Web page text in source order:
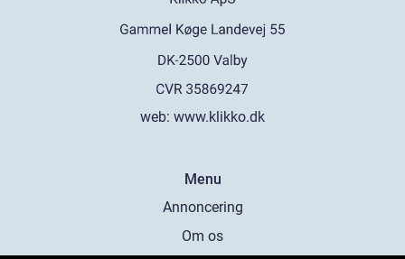
web: www.klikko.dk
Menu
Annoncering
Om os